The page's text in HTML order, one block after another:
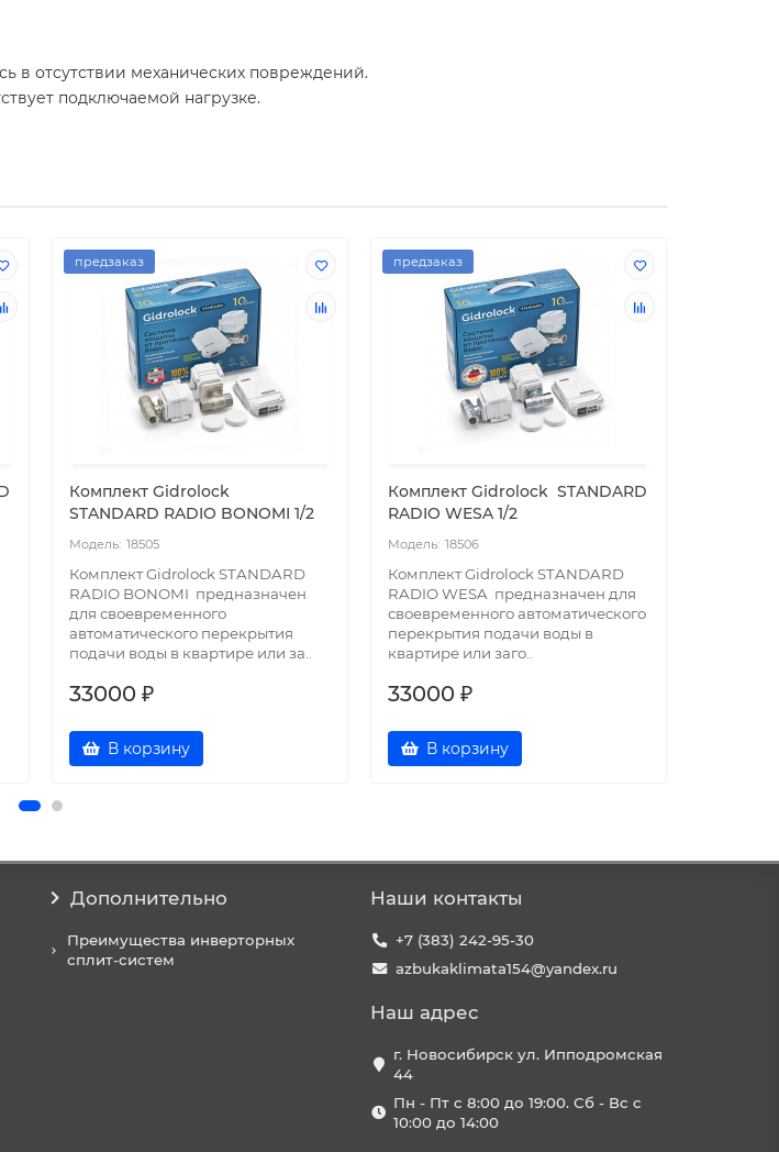
в отсутствии механических повреждений.
подключаемой нагрузке.
предзаказ
Комплект Gidrоlock
STANDARD RADIO BONOMI 1/2
18505
Комплект Gidrolock STANDARD
RADIO BONOMI предназначен
для своевременного
автоматического перекрытия
подачи воды в квартире или за..
33000 ₽
В корзину
предзаказ
Комплект Gidrоlock STANDARD
RADIO WESA 1/2
18506
Комплект Gidrolock STANDARD
RADIO WESA предназначен для
своевременного автоматического
перекрытия подачи воды в
квартире или заго..
33000 ₽
В корзину
Дополнительно
Преимущества инверторных
сплит-систем
Наши контакты
+7 (383) 242-95-30
azbukaklimata154@yandex.ru
Наш адрес
г. Новосибирск ул. Ипподромская
44
Пн - Пт с 8:00 до 19:00. Сб - Вс с
10:00 до 14:00